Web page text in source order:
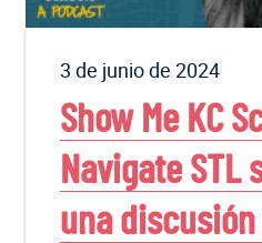
3 de junio de 2024
Show Me KC
Navigate STL
una